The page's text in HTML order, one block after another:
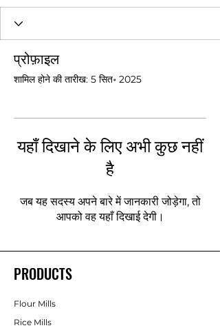
प्रोफ़ाइल
शामिल होने की तारीख: 5 सित॰ 2025
यहाँ दिखाने के लिए अभी कुछ नहीं
है
जब यह सदस्य अपने बारे में जानकारी जोड़ेगा, तो
आपको वह यहाँ दिखाई देगी।
PRODUCTS
Flour Mills
Rice Mills